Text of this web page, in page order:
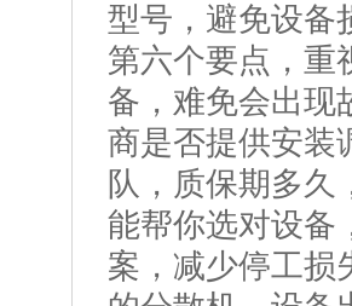
型号，避免设备
第六个要点，重
备，难免会出现
商是否提供安装
队，质保期多久
能帮你选对设备
案，减少停工损